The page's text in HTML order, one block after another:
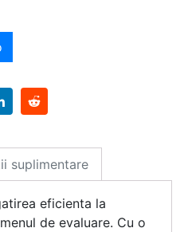
suplimentare
eficienta la
de evaluare. Cu o